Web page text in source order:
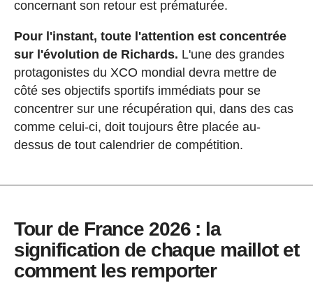
concernant son retour est prématurée.
Pour l'instant, toute l'attention est concentrée
sur l'évolution de Richards. L'une des grandes
protagonistes du XCO mondial devra mettre de
côté ses objectifs sportifs immédiats pour se
concentrer sur une récupération qui, dans des cas
comme celui-ci, doit toujours être placée au-
dessus de tout calendrier de compétition.
Tour de France 2026 : la
signification de chaque maillot et
comment les remporter